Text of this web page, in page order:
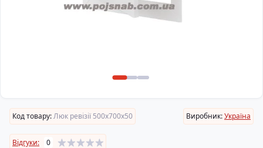
Код товару:Люк ревізії 500х700х50 Виробник:Україна
Відгуки: 0